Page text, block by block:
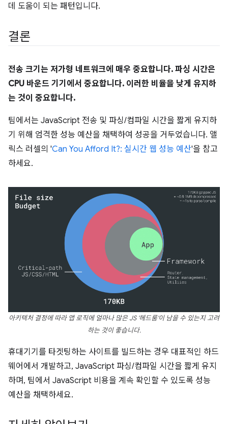
데 도움이 되는 패턴입니다.
결론
전송 크기는 저가형 네트워크에 매우 중요합니다. 파싱 시간은
CPU 바운드 기기에서 중요합니다. 이러한 비율을 낮게 유지하
는 것이 중요합니다.
팀에서는 JavaScript 전송 및 파싱/컴파일 시간을 짧게 유지하
기 위해 엄격한 성능 예산을 채택하여 성공을 거두었습니다. 앨
릭스 러셀의 'Can You Afford It?: 실시간 웹 성능 예산'을 참고
하세요.
아키텍처 결정에 따라 앱 로직에 얼마나 많은 JS '헤드룸'이 남을 수 있는지 고려
하는 것이 좋습니다.
휴대기기를 타겟팅하는 사이트를 빌드하는 경우 대표적인 하드
웨어에서 개발하고, JavaScript 파싱/컴파일 시간을 짧게 유지
하며, 팀에서 JavaScript 비용을 계속 확인할 수 있도록 성능
예산을 채택하세요.